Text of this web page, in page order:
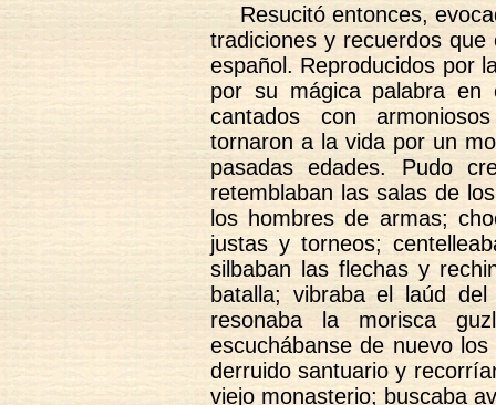
Resucitó entonces,
tradiciones y recuerdos
español. Reproducidos por
por su mágica palabra en
cantados con
tornaron a la vida por un
pasadas edades. Pudo
retemblaban las salas de
los hombres de armas;
justas y torneos;
silbaban las flechas y
batalla; vibraba el laúd
resonaba la morisca
escuchábanse de nuevo
derruido santuario y
viejo monasterio; buscaba